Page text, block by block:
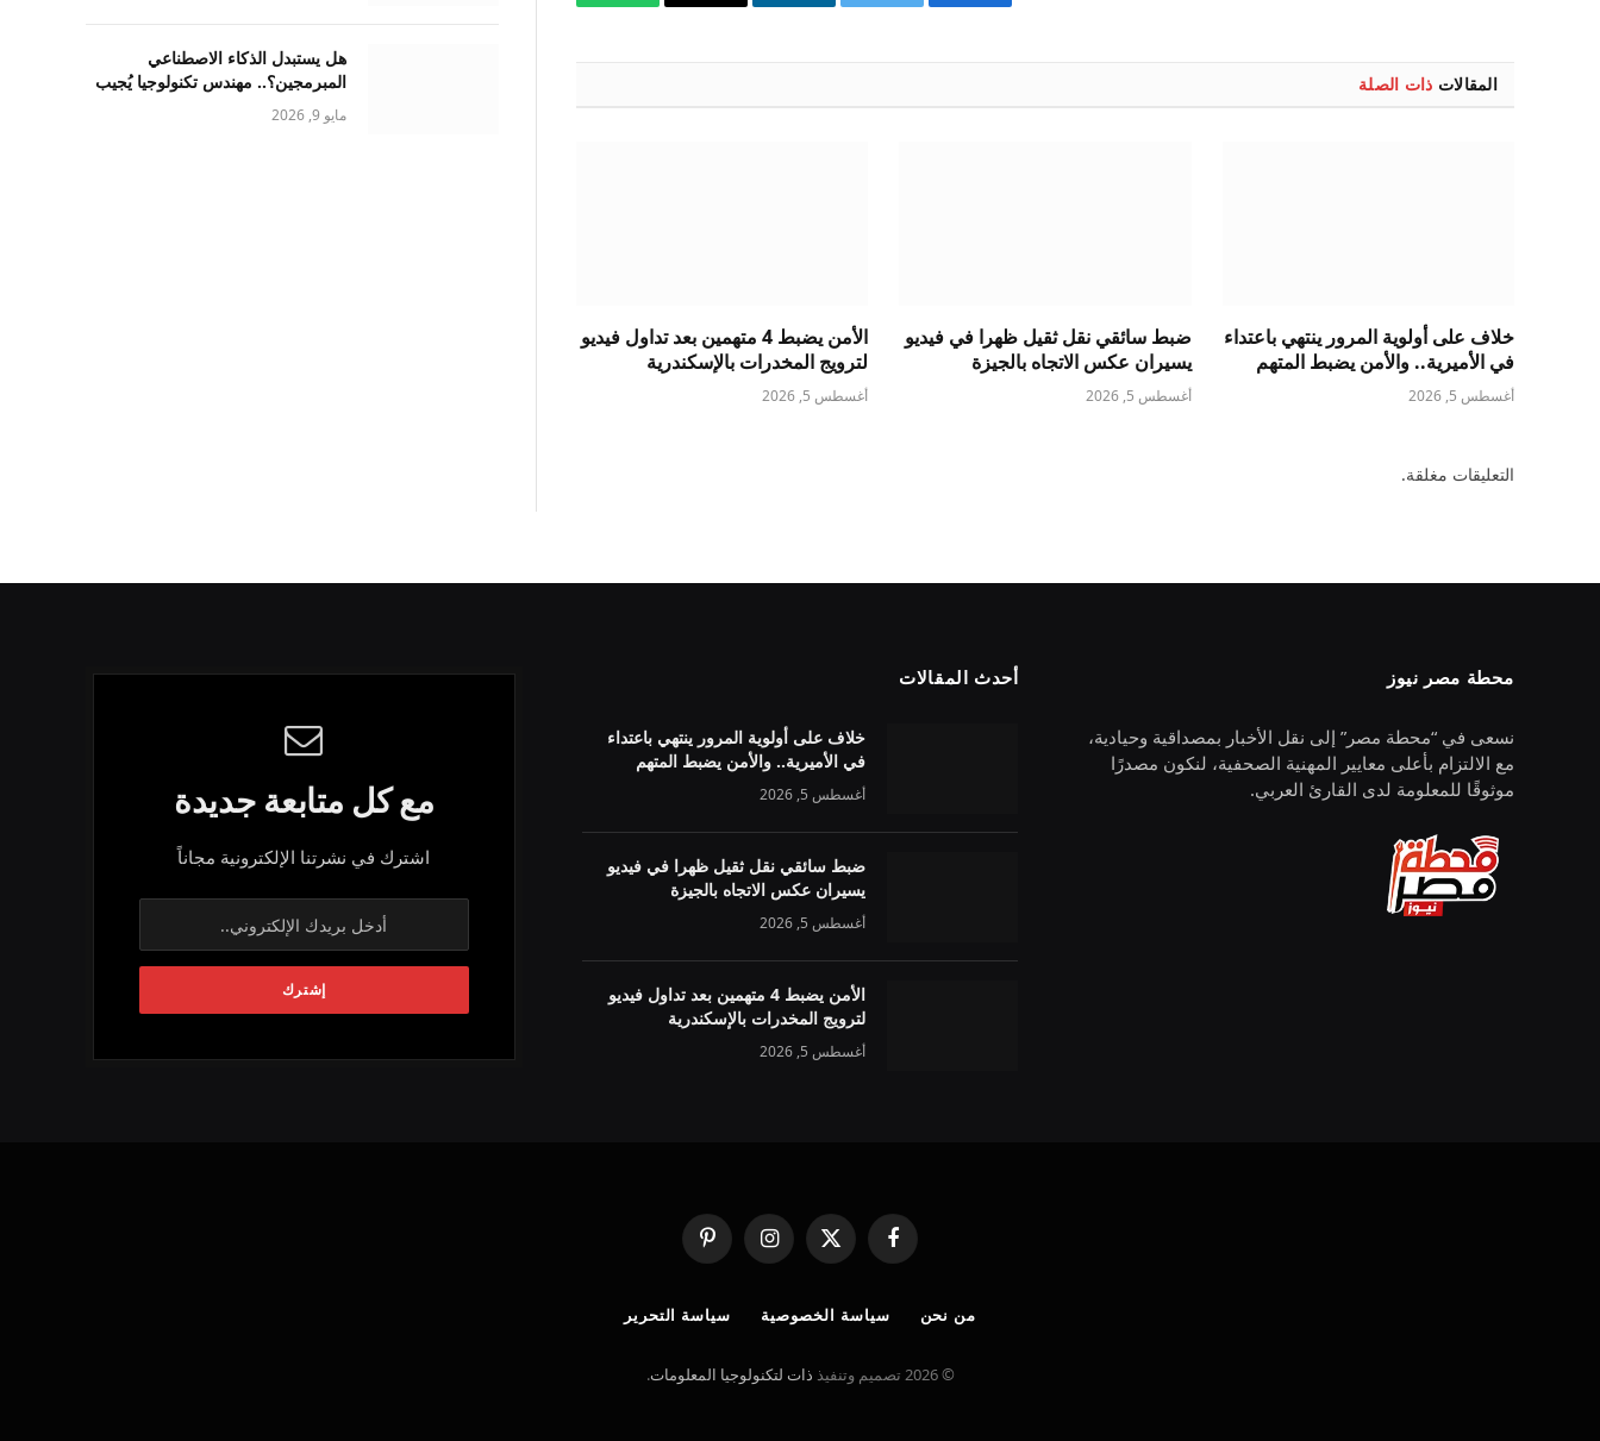
فيسبوك
تويتر لينكدإن
البريد
واتساب
المقالات ذات الصلة
خلاف على أولوية المرور ينتهي باعتداء
في الأميرية.. والأمن يضبط المتهم
أغسطس 5, 2026
ضبط سائقي نقل ثقيل ظهرا في فيديو
يسيران عكس الاتجاه بالجيزة
أغسطس 5, 2026
الأمن يضبط 4 متهمين بعد تداول فيديو
لترويج المخدرات بالإسكندرية
أغسطس 5, 2026
التعليقات مغلقة.
هل يستبدل الذكاء الاصطناعي
المبرمجين؟.. مهندس تكنولوجيا يُجيب
مايو 9, 2026
محطة مصر نيوز
نسعى في “محطة مصر” إلى نقل الأخبار بمصداقية وحيادية،
مع الالتزام بأعلى معايير المهنية الصحفية، لنكون مصدرًا
موثوقًا للمعلومة لدى القارئ العربي.
أحدث المقالات
خلاف على أولوية المرور ينتهي باعتداء
في الأميرية.. والأمن يضبط المتهم
أغسطس 5, 2026
ضبط سائقي نقل ثقيل ظهرا في فيديو
يسيران عكس الاتجاه بالجيزة
أغسطس 5, 2026
الأمن يضبط 4 متهمين بعد تداول فيديو
لترويج المخدرات بالإسكندرية
أغسطس 5, 2026
مع كل متابعة جديدة
اشترك في نشرتنا الإلكترونية مجاناً
فيسبوك
X
(Twitter)
الانستغرامبينتيريست
من نحن سياسة الخصوصية سياسة التحرير
© 2026 تصميم وتنفيذ ذات لتكنولوجيا المعلومات.